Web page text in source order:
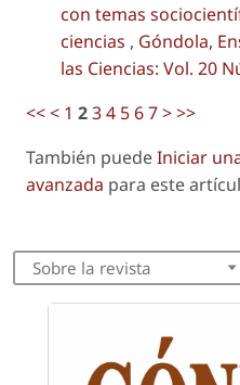
con temas
ciencias , Góndola,
las Ciencias: Vol. 20
<<< 1 234 567>>>
También puedeIniciar
avanzada para este
Sobre la revista